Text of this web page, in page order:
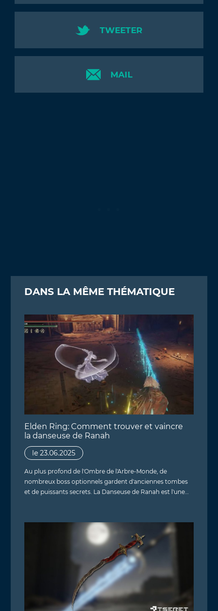
TWEETER
MAIL
DANS LA MÊME THÉMATIQUE
Elden Ring: Comment trouver et vaincre
la danseuse de Ranah
le 23.06.2025
Au plus profond de l'Ombre de l'Arbre-Monde, de
nombreux boss optionnels gardent d'anciennes tombes
et de puissants secrets. La Danseuse de Ranah est l'une…